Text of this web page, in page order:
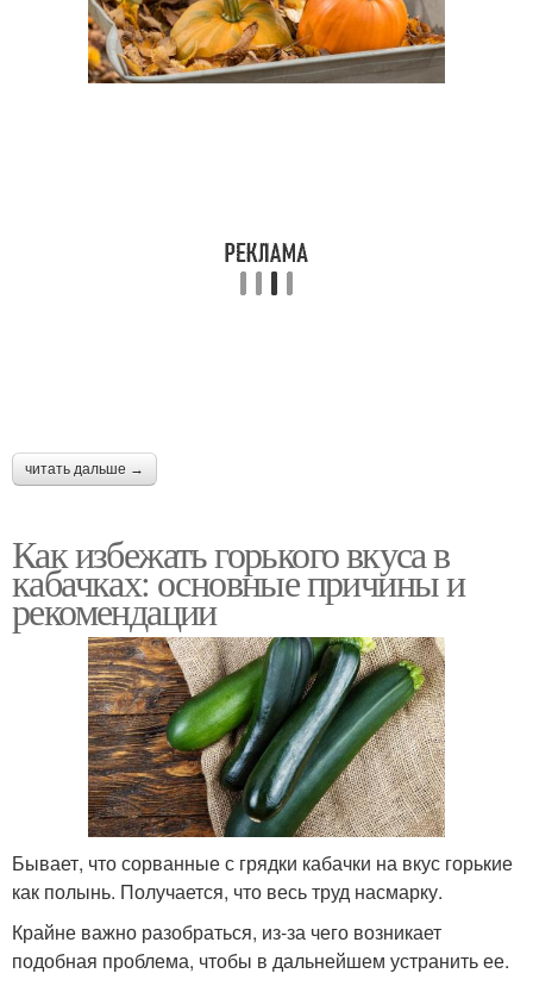
читать дальше →
Как избежать горького вкуса в
кабачках: основные причины и
рекомендации
Бывает, что сорванные с грядки кабачки на вкус горькие
как полынь. Получается, что весь труд насмарку.
Крайне важно разобраться, из-за чего возникает
подобная проблема, чтобы в дальнейшем устранить ее.